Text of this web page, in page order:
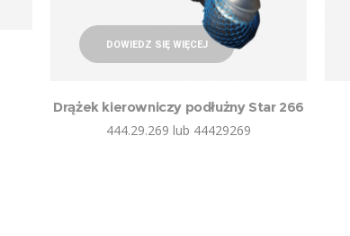
DOWIEDZ SIĘ WIĘCEJ
Drążek kierowniczy podłużny Star 266
444.29.269 lub 44429269